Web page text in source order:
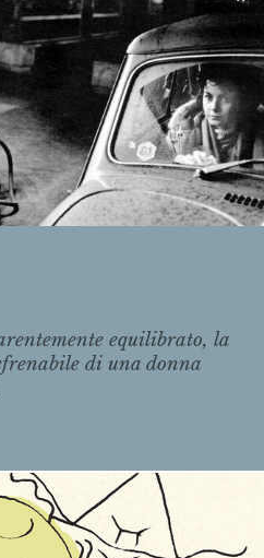
equilibrato, la
di una donna